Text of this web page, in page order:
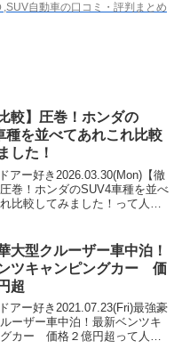
自動車の口コミ・評判まとめ
較】圧巻！ホンダの
種を並べてあれこれ比較
した！
アー好き2026.03.30(Mon)【徹
巻！ホンダのSUV4車種を並べ
比較してみました！って人気
！3:アウ...
大型クルーザー車中泊！
ツキャンピングカー 価
超
アー好き2021.07.23(Fri)最強豪
ーザー車中泊！最新ベンツキ
グカー 価格２億円超って人気